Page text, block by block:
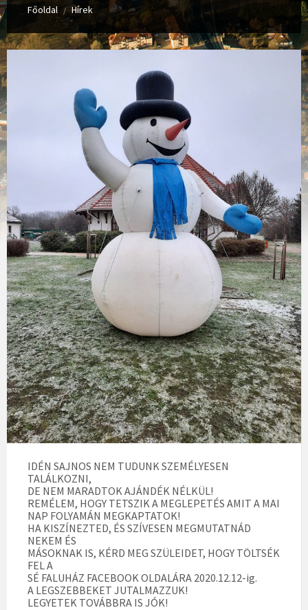
Főoldal / Hírek
IDÉN SAJNOS NEM TUDUNK SZEMÉLYESEN
TALÁLKOZNI,
DE NEM MARADTOK AJÁNDÉK NÉLKÜL!
REMÉLEM, HOGY TETSZIK A MEGLEPETÉS AMIT A MAI
NAP FOLYAMÁN MEGKAPTATOK!
HA KISZÍNEZTED, ÉS SZÍVESEN MEGMUTATNÁD
NEKEM ÉS
MÁSOKNAK IS, KÉRD MEG SZÜLEIDET, HOGY TÖLTSÉK
FEL A
SÉ FALUHÁZ FACEBOOK OLDALÁRA 2020.12.12-ig.
A LEGSZEBBEKET JUTALMAZZUK!
LEGYETEK TOVÁBBRA IS JÓK!